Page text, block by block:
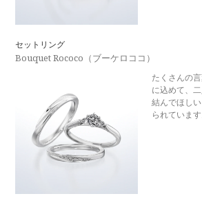
セットリング
Bouquet Rococo（ブーケロココ）
たくさんの
に込めて、
結んでほし
られています